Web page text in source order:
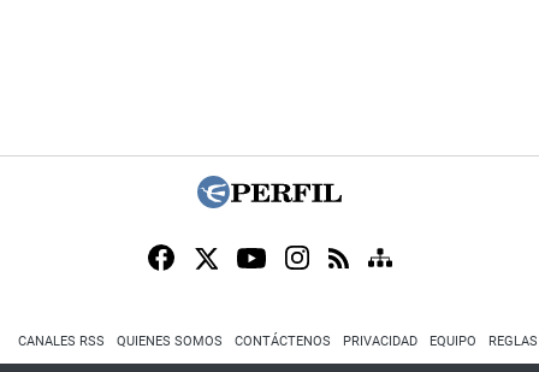
CANALES RSS QUIENES SOMOS CONTÁCTENOS PRIVACIDAD EQUIPO